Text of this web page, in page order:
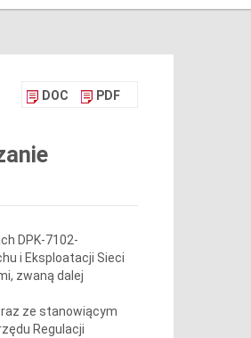
DOC PDF
DPK-7102-
i Eksploatacji Sieci
zwaną dalej
ze stanowiącym
Regulacji